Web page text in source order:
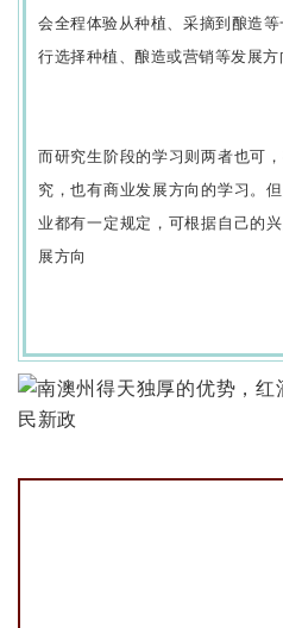
会全程体验从种植、采摘到酿造
行选择种植、酿造或营销等发展方
而研究生阶段的学习则两者也可
究，也有商业发展方向的学习。
业都有一定规定，可根据自己的
展方向